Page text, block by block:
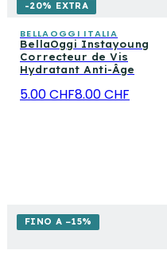
-20% EXTRA
BELLAOGGI ITALIA
BellaOggi Instayoung
Correcteur de Vis
Hydratant Anti-Âge
5.00 CHF8.00 CHF
FINO A −15%